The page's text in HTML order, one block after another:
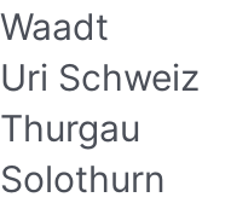
Waadt
Uri Schweiz
Thurgau
Solothurn